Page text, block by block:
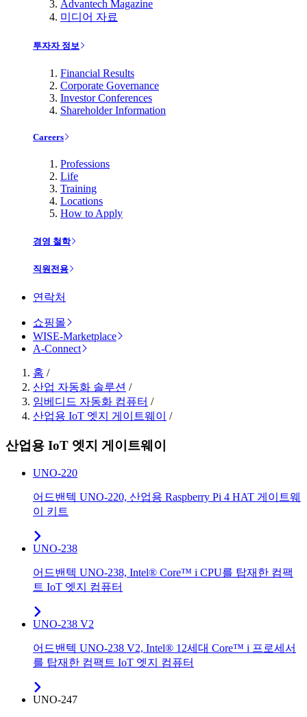
Advantech Magazine
미디어 자료
투자자 정보
Financial Results
Corporate Governance
Investor Conferences
Shareholder Information
Careers
Professions
Life
Training
Locations
How to Apply
경영 철학
직원전용
연락처
쇼핑몰
WISE-Marketplace
A-Connect
홈 /
산업 자동화 솔루션 /
임베디드 자동화 컴퓨터 /
산업용 IoT 엣지 게이트웨이
/
산업용 IoT 엣지 게이트웨이
UNO-220
어드밴텍 UNO-220, 산업용 Raspberry Pi 4 HAT 게이트웨
이 키트
UNO-238
어드밴텍 UNO-238, Intel® Core™ i CPU를 탑재한 컴팩
트 IoT 엣지 컴퓨터
UNO-238 V2
어드밴텍 UNO-238 V2, Intel® 12세대 Core™ i 프로세서
를 탑재한 컴팩트 IoT 엣지 컴퓨터
UNO-247